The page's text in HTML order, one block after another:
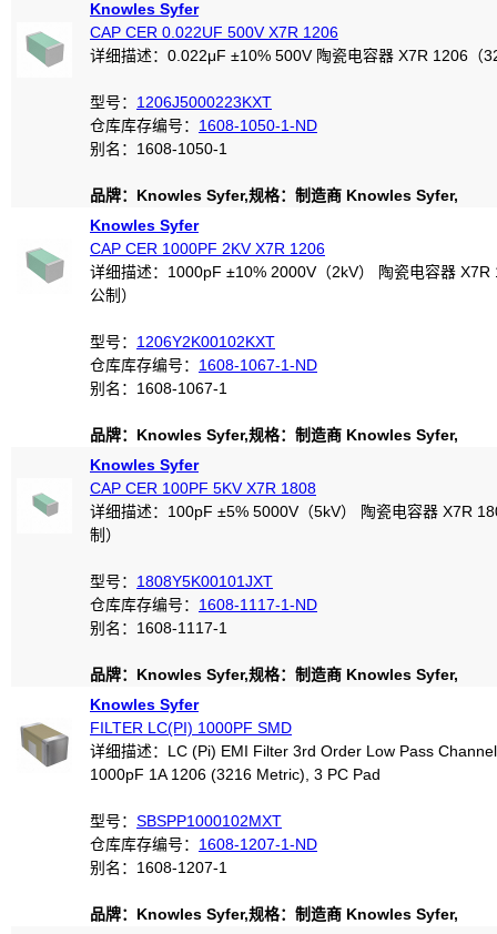
Knowles Syfer
CAP CER 0.022UF 500V X7R 1206
详细描述：0.022μF ±10% 500V 陶瓷电容器 X7R 1206（
型号： 1206J5000223KXT
仓库库存编号： 1608-1050-1-ND
别名：1608-1050-1
品牌：Knowles Syfer,规格：制造商 Knowles Syfer,
Knowles Syfer
CAP CER 1000PF 2KV X7R 1206
详细描述：1000pF ±10% 2000V（2kV） 陶瓷电容器 X7R
公制）
型号： 1206Y2K00102KXT
仓库库存编号： 1608-1067-1-ND
别名：1608-1067-1
品牌：Knowles Syfer,规格：制造商 Knowles Syfer,
Knowles Syfer
CAP CER 100PF 5KV X7R 1808
详细描述：100pF ±5% 5000V（5kV） 陶瓷电容器 X7R
制）
型号： 1808Y5K00101JXT
仓库库存编号： 1608-1117-1-ND
别名：1608-1117-1
品牌：Knowles Syfer,规格：制造商 Knowles Syfer,
Knowles Syfer
FILTER LC(PI) 1000PF SMD
详细描述：LC (Pi) EMI Filter 3rd Order Low Pass
1000pF 1A 1206 (3216 Metric), 3 PC Pad
型号： SBSPP1000102MXT
仓库库存编号： 1608-1207-1-ND
别名：1608-1207-1
品牌：Knowles Syfer,规格：制造商 Knowles Syfer,